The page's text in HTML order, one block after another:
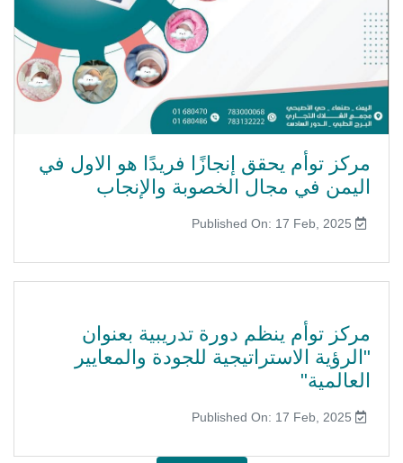
مركز توأم يحقق إنجازًا فريدًا هو الاول في
اليمن في مجال الخصوبة والإنجاب
مركز توأم ينظم دورة تدريبية بعنوان
"الرؤية الاستراتيجية للجودة والمعايير
العالمية"